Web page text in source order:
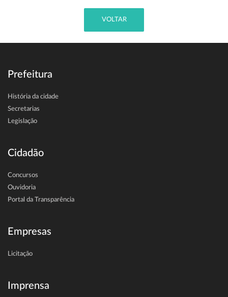
VOLTAR
Prefeitura
História da cidade
Secretarias
Legislação
Cidadão
Concursos
Ouvidoria
Portal da Transparência
Empresas
Licitação
Imprensa